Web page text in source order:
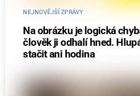
NEJNOVĚJŠÍ ZPRÁVY
Na obrázku je logická
člověk ji odhalí hned.
stačit ani hodina